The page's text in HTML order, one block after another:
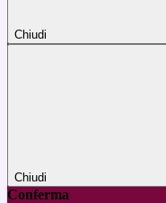
Chiudi
Chiudi
Conferma